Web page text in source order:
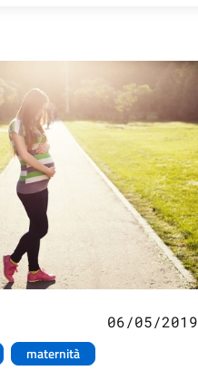
maternità
06/05/2019